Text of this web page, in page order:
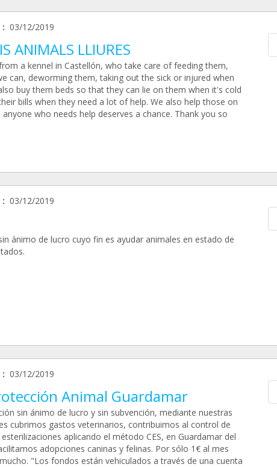
03/12/2019
ANIMALS LLIURES
a kennel in Castellón, who take care of feeding them,
can, deworming them, taking out the sick or injured when
buy them beds so that they can lie on them when it's cold
bills when they need a lot of help. We also help those on
who needs help deserves a chance. Thank you so
03/12/2019
ánimo de lucro cuyo fin es ayudar animales en estado de
03/12/2019
Animal Guardamar
sin ánimo de lucro y sin subvención, mediante nuestras
cubrimos gastos veterinarios, contribuimos al control de
aplicando el método CES, en Guardamar del
adopciones caninas y felinas. Por sólo 1€ al mes
"Los fondos están vehiculados a través de una cuenta